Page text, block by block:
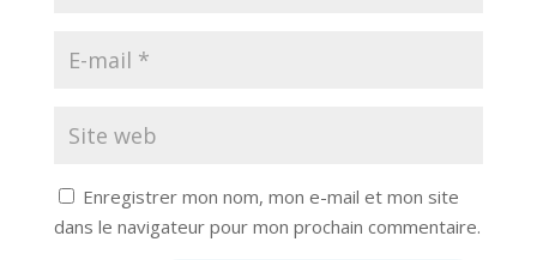
Enregistrer mon nom, mon e-mail et mon site
dans le navigateur pour mon prochain commentaire.